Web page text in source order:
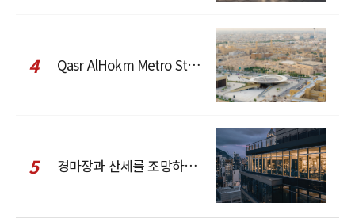
4 Qasr AlHokm Metro Station, 구도심과 현대 공공 인프라의 접점을 제안하다
5 경마장과 산세를 조망하는 CCD Hong Kong Creative Center